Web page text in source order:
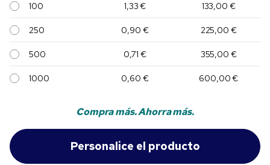
100 1,33 € 133,00 €
250 0,90 € 225,00 €
500 0,71 € 355,00 €
1000 0,60 € 600,00 €
Compra más. Ahorra más.